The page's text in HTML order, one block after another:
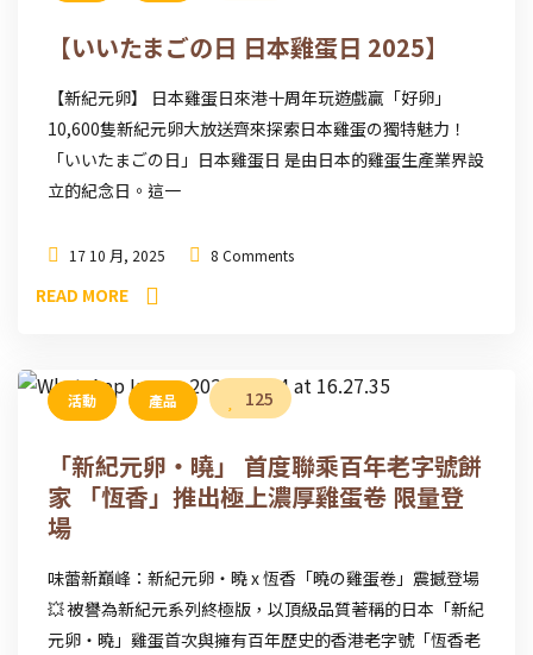
【いいたまごの日 日本雞蛋日 2025】
【新紀元卵】 日本雞蛋日來港十周年玩遊戲贏「好卵」
10,600隻新紀元卵大放送齊來探索日本雞蛋の獨特魅力！
「いいたまごの日」日本雞蛋日 是由日本的雞蛋生產業界設
立的紀念日。這一
17 10 月, 2025 8 Comments
READ MORE
活動 產品 125
「新紀元卵・曉」 首度聯乘百年老字號餅
家 「恆香」推出極上濃厚雞蛋卷 限量登
場
味蕾新巔峰：新紀元卵・曉 x 恆香「曉の雞蛋卷」震撼登場
💥 被譽為新紀元系列終極版，以頂級品質著稱的日本「新紀
元卵・曉」雞蛋首次與擁有百年歷史的香港老字號「恆香老